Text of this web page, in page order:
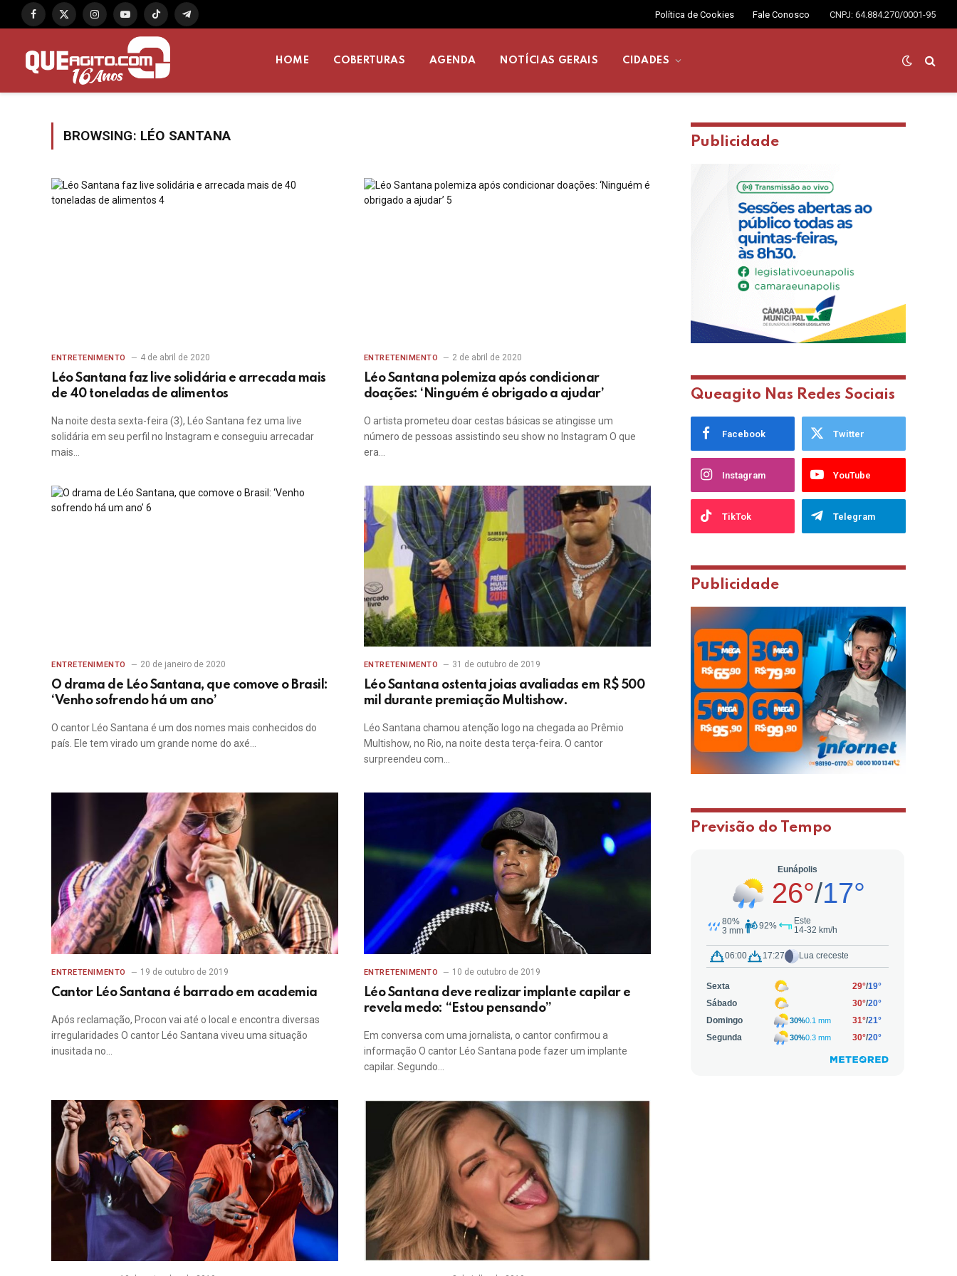
Facebook
X
InstagramYouTubeTikTok Telegram
Política de Cookies Fale Conosco CNPJ: 64.884.270/0001-95
HOME COBERTURAS AGENDA NOTÍCIAS GERAIS CIDADES
BROWSING: LÉO SANTANA
ENTRETENIMENTO 4 de abril de 2020
Léo Santana faz live solidária e arrecada mais
de 40 toneladas de alimentos
Na noite desta sexta-feira (3), Léo Santana fez uma live
solidária em seu perfil no Instagram e conseguiu arrecadar
mais…
ENTRETENIMENTO 2 de abril de 2020
Léo Santana polemiza após condicionar
doações: ‘Ninguém é obrigado a ajudar’
O artista prometeu doar cestas básicas se atingisse um
número de pessoas assistindo seu show no Instagram O que
era…
ENTRETENIMENTO 20 de janeiro de 2020
O drama de Léo Santana, que comove o Brasil:
‘Venho sofrendo há um ano’
O cantor Léo Santana é um dos nomes mais conhecidos do
país. Ele tem virado um grande nome do axé…
ENTRETENIMENTO 31 de outubro de 2019
Léo Santana ostenta joias avaliadas em R$ 500
mil durante premiação Multishow.
Léo Santana chamou atenção logo na chegada ao Prêmio
Multishow, no Rio, na noite desta terça-feira. O cantor
surpreendeu com…
ENTRETENIMENTO 19 de outubro de 2019
Cantor Léo Santana é barrado em academia
Após reclamação, Procon vai até o local e encontra diversas
irregularidades O cantor Léo Santana viveu uma situação
inusitada no…
ENTRETENIMENTO 10 de outubro de 2019
Léo Santana deve realizar implante capilar e
revela medo: “Estou pensando”
Em conversa com uma jornalista, o cantor confirmou a
informação O cantor Léo Santana pode fazer um implante
capilar. Segundo…
Publicidade
Queagito Nas Redes Sociais
Facebook Twitter
Instagram YouTube
TikTok Telegram
Publicidade
Previsão do Tempo